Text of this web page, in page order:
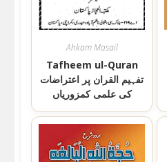
Ahkam Masail
Tafheem ul-Quran
تفہیم القران پر اعتراضات
کی علمی کمزوریاں